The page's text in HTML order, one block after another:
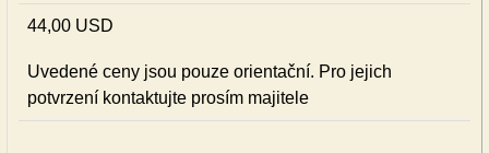
44,00 USD
Uvedené ceny jsou pouze orientační. Pro jejich
potvrzení kontaktujte prosím majitele